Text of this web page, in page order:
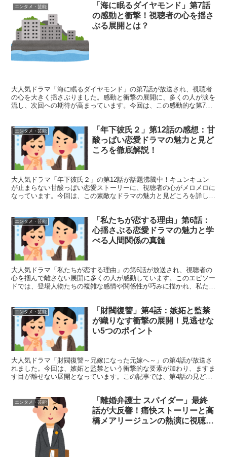
エンタメ・芸能
「海に眠るダイヤモンド」第7話
の感動と衝撃！視聴者の心を揺さ
ぶる展開とは？
大人気ドラマ「海に眠るダイヤモンド」の第7話が放送され、視聴者
の心を大きく揺さぶりました。感動と衝撃の展開に、多くの人が涙を
流し、次回への期待が高まっています。今回は、この感動的な第7話
エンタメ・芸能
「年下彼氏２」第12話の感想：甘
酸っぱい恋愛ドラマの魅力と見ど
ころを徹底解説！
大人気ドラマ「年下彼氏２」の第12話が話題沸騰中！キュンキュン
が止まらない甘酸っぱい恋愛ストーリーに、視聴者の心がメロメロに
なっています。今回は、この素敵なドラマの魅力と見どころを詳しく
エンタメ・芸能
「私たちが恋する理由」第6話：
心揺さぶる恋愛ドラマの魅力と学
べる人間関係の真髄
大人気ドラマ「私たちが恋する理由」の第6話が放送され、視聴者の
心を掴んで離さない展開に多くの人が感動しています。このエピソー
ドでは、登場人物たちの複雑な感情や関係性が巧みに描かれ、私たち
エンタメ・芸能
「財閥復讐」第4話：嫉妬と監禁
が織りなす衝撃の展開！見逃せな
い5つのポイント
大人気ドラマ「財閥復讐～兄嫁になった元嫁へ～」の第4話が放送さ
れました。今回は、嫉妬と監禁という衝撃的な要素が加わり、ますま
す目が離せない展開となっています。この記事では、第4話の見どこ
エンタメ・芸能
「離婚弁護士 スパイダー」最終
話が大反響！痛快ストーリーと高
橋メアリージュンの熱演に視聴者